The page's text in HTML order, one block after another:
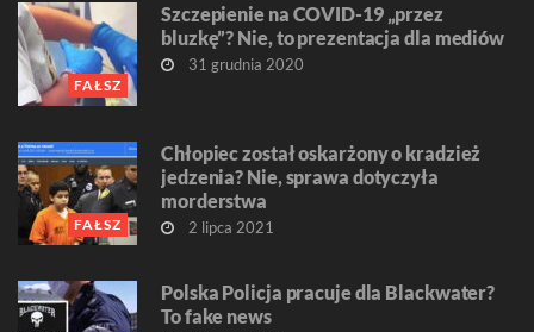
FAŁSZ
Szczepienie na COVID-19 „przez
bluzkę”? Nie, to prezentacja dla mediów
31 grudnia 2020
FAŁSZ
Chłopiec został oskarżony o kradzież
jedzenia? Nie, sprawa dotyczyła
morderstwa
2 lipca 2021
Polska Policja pracuje dla Blackwater?
To fake news